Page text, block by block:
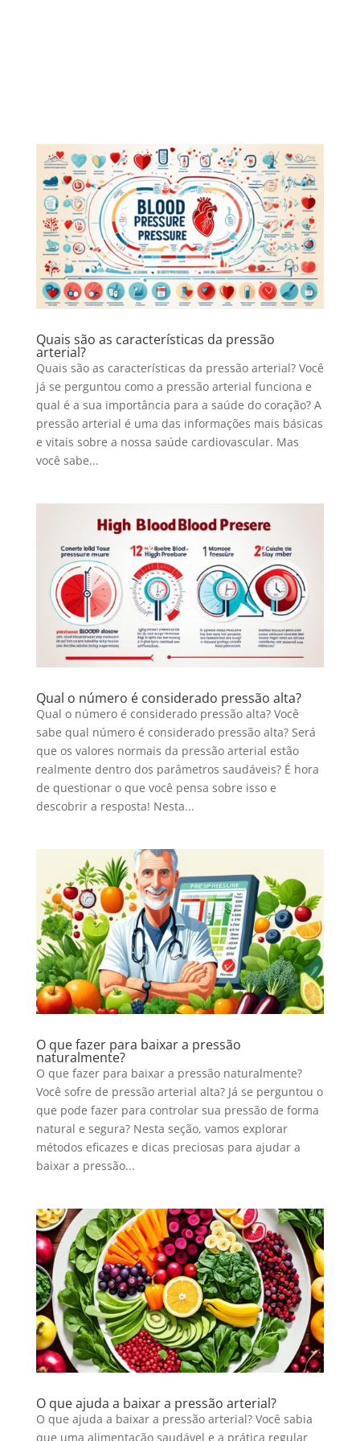
Quais são as características da pressão
arterial?
Quais são as características da pressão arterial? Você
já se perguntou como a pressão arterial funciona e
qual é a sua importância para a saúde do coração? A
pressão arterial é uma das informações mais básicas
e vitais sobre a nossa saúde cardiovascular. Mas
você sabe...
Qual o número é considerado pressão alta?
Qual o número é considerado pressão alta? Você
sabe qual número é considerado pressão alta? Será
que os valores normais da pressão arterial estão
realmente dentro dos parâmetros saudáveis? É hora
de questionar o que você pensa sobre isso e
descobrir a resposta! Nesta...
O que fazer para baixar a pressão
naturalmente?
O que fazer para baixar a pressão naturalmente?
Você sofre de pressão arterial alta? Já se perguntou o
que pode fazer para controlar sua pressão de forma
natural e segura? Nesta seção, vamos explorar
métodos eficazes e dicas preciosas para ajudar a
baixar a pressão...
O que ajuda a baixar a pressão arterial?
O que ajuda a baixar a pressão arterial? Você sabia
que uma alimentação saudável e a prática regular